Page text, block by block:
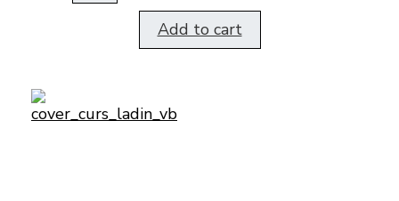
Add to cart